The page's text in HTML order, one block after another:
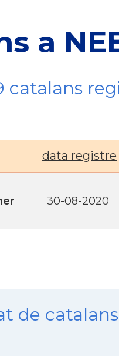
a
catalans
data registre
30-08-2020
de